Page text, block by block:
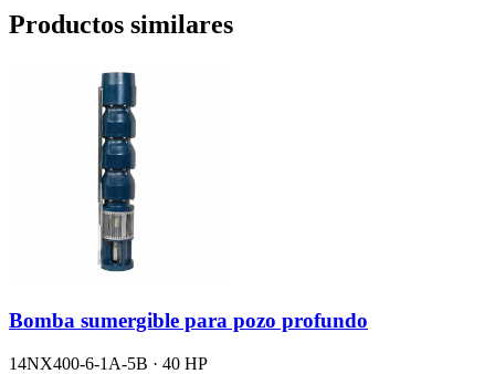
Productos similares
Bomba sumergible para pozo profundo
14NX400-6-1A-5B · 40 HP